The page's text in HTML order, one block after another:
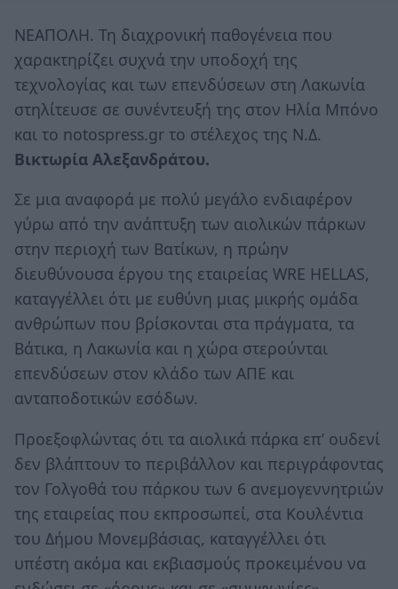
ΝΕΑΠΟΛΗ. Τη διαχρονική παθογένεια που
χαρακτηρίζει συχνά την υποδοχή της
τεχνολογίας και των επενδύσεων στη Λακωνία
στηλίτευσε σε συνέντευξή της στον Ηλία Μπόνο
και το notospress.gr το στέλεχος της Ν.Δ.
Βικτωρία Αλεξανδράτου.
Σε μια αναφορά με πολύ μεγάλο ενδιαφέρον
γύρω από την ανάπτυξη των αιολικών πάρκων
στην περιοχή των Βατίκων, η πρώην
διευθύνουσα έργου της εταιρείας WRE HELLAS,
καταγγέλλει ότι με ευθύνη μιας μικρής ομάδα
ανθρώπων που βρίσκονται στα πράγματα, τα
Βάτικα, η Λακωνία και η χώρα στερούνται
επενδύσεων στον κλάδο των ΑΠΕ και
ανταποδοτικών εσόδων.
Προεξοφλώντας ότι τα αιολικά πάρκα επ’ ουδενί
δεν βλάπτουν το περιβάλλον και περιγράφοντας
τον Γολγοθά του πάρκου των 6 ανεμογεννητριών
της εταιρείας που εκπροσωπεί, στα Κουλέντια
του Δήμου Μονεμβάσιας, καταγγέλλει ότι
υπέστη ακόμα και εκβιασμούς προκειμένου να